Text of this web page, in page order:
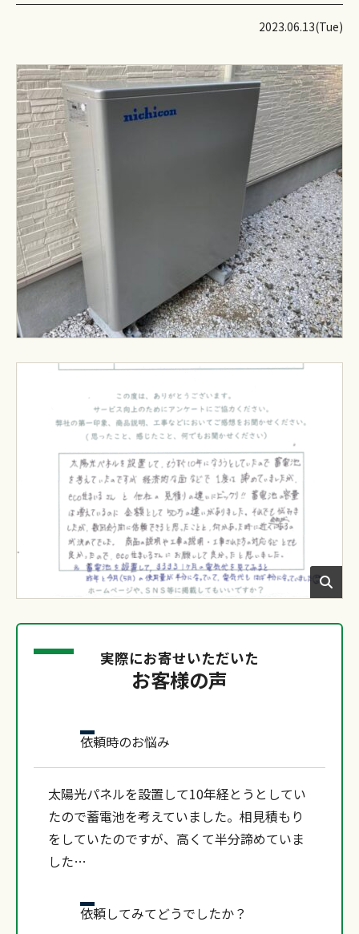
2023.06.13(Tue)
実際にお寄せいただいた
お客様の声
依頼時のお悩み
太陽光パネルを設置して10年経とうとしてい
たので蓄電池を考えていました。相見積もり
をしていたのですが、高くて半分諦めていま
した…
依頼してみてどうでしたか？